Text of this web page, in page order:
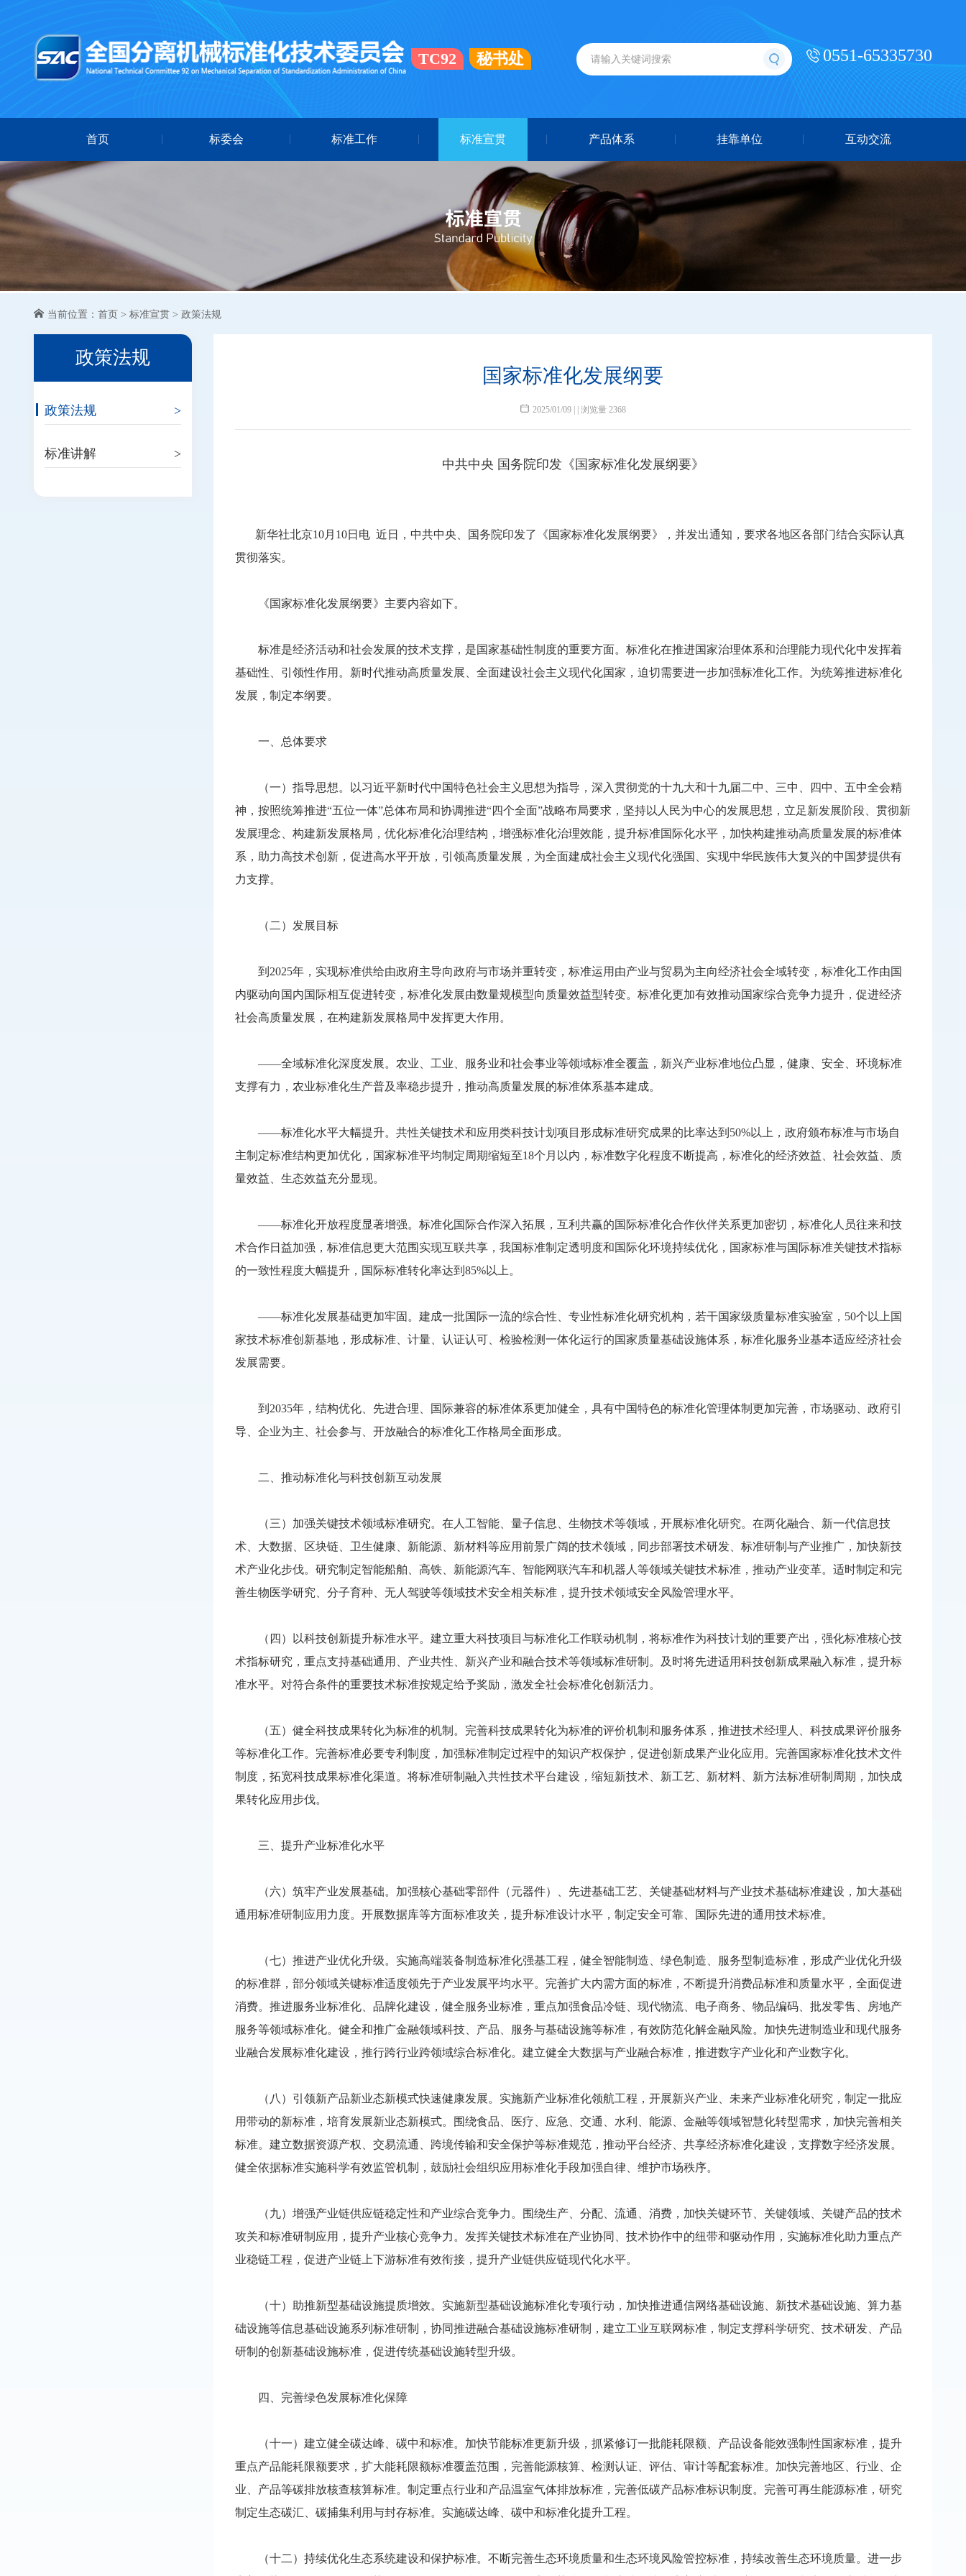
TC92 秘书处 0551-65335730
首页 标委会 标准工作 标准宣贯 产品体系 挂靠单位 互动交流
当前位置： 首页 > 标准宣贯 > 政策法规
政策法规
政策法规 >
标准讲解 >
国家标准化发展纲要
2025/01/09 | | 浏览量 2368
中共中央 国务院印发《国家标准化发展纲要》
新华社北京10月10日电 近日，中共中央、国务院印发了《国家标准化发展纲要》，并发出通知，要求各地区各部门结合实际认真
贯彻落实。
《国家标准化发展纲要》主要内容如下。
标准是经济活动和社会发展的技术支撑，是国家基础性制度的重要方面。标准化在推进国家治理体系和治理能力现代化中发挥着
基础性、引领性作用。新时代推动高质量发展、全面建设社会主义现代化国家，迫切需要进一步加强标准化工作。为统筹推进标准化
发展，制定本纲要。
一、总体要求
（一）指导思想。以习近平新时代中国特色社会主义思想为指导，深入贯彻党的十九大和十九届二中、三中、四中、五中全会精
神，按照统筹推进“五位一体”总体布局和协调推进“四个全面”战略布局要求，坚持以人民为中心的发展思想，立足新发展阶段、贯彻新
发展理念、构建新发展格局，优化标准化治理结构，增强标准化治理效能，提升标准国际化水平，加快构建推动高质量发展的标准体
系，助力高技术创新，促进高水平开放，引领高质量发展，为全面建成社会主义现代化强国、实现中华民族伟大复兴的中国梦提供有
力支撑。
（二）发展目标
到2025年，实现标准供给由政府主导向政府与市场并重转变，标准运用由产业与贸易为主向经济社会全域转变，标准化工作由国
内驱动向国内国际相互促进转变，标准化发展由数量规模型向质量效益型转变。标准化更加有效推动国家综合竞争力提升，促进经济
社会高质量发展，在构建新发展格局中发挥更大作用。
——全域标准化深度发展。农业、工业、服务业和社会事业等领域标准全覆盖，新兴产业标准地位凸显，健康、安全、环境标准
支撑有力，农业标准化生产普及率稳步提升，推动高质量发展的标准体系基本建成。
——标准化水平大幅提升。共性关键技术和应用类科技计划项目形成标准研究成果的比率达到50%以上，政府颁布标准与市场自
主制定标准结构更加优化，国家标准平均制定周期缩短至18个月以内，标准数字化程度不断提高，标准化的经济效益、社会效益、质
量效益、生态效益充分显现。
——标准化开放程度显著增强。标准化国际合作深入拓展，互利共赢的国际标准化合作伙伴关系更加密切，标准化人员往来和技
术合作日益加强，标准信息更大范围实现互联共享，我国标准制定透明度和国际化环境持续优化，国家标准与国际标准关键技术指标
的一致性程度大幅提升，国际标准转化率达到85%以上。
——标准化发展基础更加牢固。建成一批国际一流的综合性、专业性标准化研究机构，若干国家级质量标准实验室，50个以上国
家技术标准创新基地，形成标准、计量、认证认可、检验检测一体化运行的国家质量基础设施体系，标准化服务业基本适应经济社会
发展需要。
到2035年，结构优化、先进合理、国际兼容的标准体系更加健全，具有中国特色的标准化管理体制更加完善，市场驱动、政府引
导、企业为主、社会参与、开放融合的标准化工作格局全面形成。
二、推动标准化与科技创新互动发展
（三）加强关键技术领域标准研究。在人工智能、量子信息、生物技术等领域，开展标准化研究。在两化融合、新一代信息技
术、大数据、区块链、卫生健康、新能源、新材料等应用前景广阔的技术领域，同步部署技术研发、标准研制与产业推广，加快新技
术产业化步伐。研究制定智能船舶、高铁、新能源汽车、智能网联汽车和机器人等领域关键技术标准，推动产业变革。适时制定和完
善生物医学研究、分子育种、无人驾驶等领域技术安全相关标准，提升技术领域安全风险管理水平。
（四）以科技创新提升标准水平。建立重大科技项目与标准化工作联动机制，将标准作为科技计划的重要产出，强化标准核心技
术指标研究，重点支持基础通用、产业共性、新兴产业和融合技术等领域标准研制。及时将先进适用科技创新成果融入标准，提升标
准水平。对符合条件的重要技术标准按规定给予奖励，激发全社会标准化创新活力。
（五）健全科技成果转化为标准的机制。完善科技成果转化为标准的评价机制和服务体系，推进技术经理人、科技成果评价服务
等标准化工作。完善标准必要专利制度，加强标准制定过程中的知识产权保护，促进创新成果产业化应用。完善国家标准化技术文件
制度，拓宽科技成果标准化渠道。将标准研制融入共性技术平台建设，缩短新技术、新工艺、新材料、新方法标准研制周期，加快成
果转化应用步伐。
三、提升产业标准化水平
（六）筑牢产业发展基础。加强核心基础零部件（元器件）、先进基础工艺、关键基础材料与产业技术基础标准建设，加大基础
通用标准研制应用力度。开展数据库等方面标准攻关，提升标准设计水平，制定安全可靠、国际先进的通用技术标准。
（七）推进产业优化升级。实施高端装备制造标准化强基工程，健全智能制造、绿色制造、服务型制造标准，形成产业优化升级
的标准群，部分领域关键标准适度领先于产业发展平均水平。完善扩大内需方面的标准，不断提升消费品标准和质量水平，全面促进
消费。推进服务业标准化、品牌化建设，健全服务业标准，重点加强食品冷链、现代物流、电子商务、物品编码、批发零售、房地产
服务等领域标准化。健全和推广金融领域科技、产品、服务与基础设施等标准，有效防范化解金融风险。加快先进制造业和现代服务
业融合发展标准化建设，推行跨行业跨领域综合标准化。建立健全大数据与产业融合标准，推进数字产业化和产业数字化。
（八）引领新产品新业态新模式快速健康发展。实施新产业标准化领航工程，开展新兴产业、未来产业标准化研究，制定一批应
用带动的新标准，培育发展新业态新模式。围绕食品、医疗、应急、交通、水利、能源、金融等领域智慧化转型需求，加快完善相关
标准。建立数据资源产权、交易流通、跨境传输和安全保护等标准规范，推动平台经济、共享经济标准化建设，支撑数字经济发展。
健全依据标准实施科学有效监管机制，鼓励社会组织应用标准化手段加强自律、维护市场秩序。
（九）增强产业链供应链稳定性和产业综合竞争力。围绕生产、分配、流通、消费，加快关键环节、关键领域、关键产品的技术
攻关和标准研制应用，提升产业核心竞争力。发挥关键技术标准在产业协同、技术协作中的纽带和驱动作用，实施标准化助力重点产
业稳链工程，促进产业链上下游标准有效衔接，提升产业链供应链现代化水平。
（十）助推新型基础设施提质增效。实施新型基础设施标准化专项行动，加快推进通信网络基础设施、新技术基础设施、算力基
础设施等信息基础设施系列标准研制，协同推进融合基础设施标准研制，建立工业互联网标准，制定支撑科学研究、技术研发、产品
研制的创新基础设施标准，促进传统基础设施转型升级。
四、完善绿色发展标准化保障
（十一）建立健全碳达峰、碳中和标准。加快节能标准更新升级，抓紧修订一批能耗限额、产品设备能效强制性国家标准，提升
重点产品能耗限额要求，扩大能耗限额标准覆盖范围，完善能源核算、检测认证、评估、审计等配套标准。加快完善地区、行业、企
业、产品等碳排放核查核算标准。制定重点行业和产品温室气体排放标准，完善低碳产品标准标识制度。完善可再生能源标准，研究
制定生态碳汇、碳捕集利用与封存标准。实施碳达峰、碳中和标准化提升工程。
（十二）持续优化生态系统建设和保护标准。不断完善生态环境质量和生态环境风险管控标准，持续改善生态环境质量。进一步